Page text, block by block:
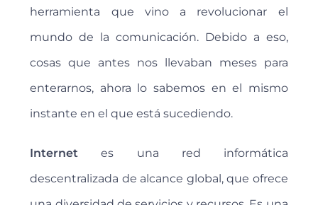
herramienta que vino a revolucionar el
mundo de la comunicación. Debido a eso,
cosas que antes nos llevaban meses para
enterarnos, ahora lo sabemos en el mismo
instante en el que está sucediendo.
Internet es una red informática
descentralizada de alcance global, que ofrece